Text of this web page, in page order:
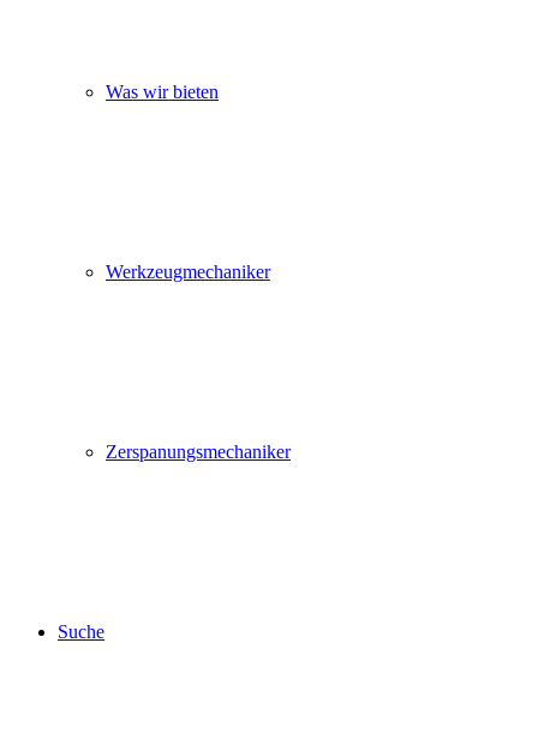
Was wir bieten
Werkzeugmechaniker
Zerspanungsmechaniker
Suche